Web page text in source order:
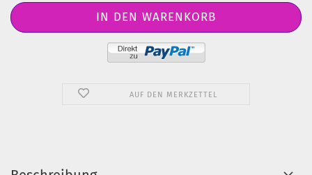
AUF DEN MERKZETTEL